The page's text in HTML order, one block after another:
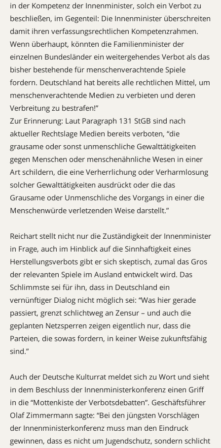
in der Kompetenz der Innenminister, solch ein Verbot zu
beschließen, im Gegenteil: Die Innenminister überschreiten
damit ihren verfassungsrechtlichen Kompetenzrahmen.
Wenn überhaupt, könnten die Familienminister der
einzelnen Bundesländer ein weitergehendes Verbot als das
bisher bestehende für menschenverachtende Spiele
fordern. Deutschland hat bereits alle rechtlichen Mittel, um
menschenverachtende Medien zu verbieten und deren
Verbreitung zu bestrafen!”
Zur Erinnerung: Laut Paragraph 131 StGB sind nach
aktueller Rechtslage Medien bereits verboten, “die
grausame oder sonst unmenschliche Gewalttätigkeiten
gegen Menschen oder menschenähnliche Wesen in einer
Art schildern, die eine Verherrlichung oder Verharmlosung
solcher Gewalttätigkeiten ausdrückt oder die das
Grausame oder Unmenschliche des Vorgangs in einer die
Menschenwürde verletzenden Weise darstellt.”
Reichart stellt nicht nur die Zuständigkeit der Innenminister
in Frage, auch im Hinblick auf die Sinnhaftigkeit eines
Herstellungsverbots gibt er sich skeptisch, zumal das Gros
der relevanten Spiele im Ausland entwickelt wird. Das
Schlimmste sei für ihn, dass in Deutschland ein
vernünftiger Dialog nicht möglich sei: “Was hier gerade
passiert, grenzt schlichtweg an Zensur – und auch die
geplanten Netzsperren zeigen eigentlich nur, dass die
Parteien, die sowas fordern, in keiner Weise zukunftsfähig
sind.”
Auch der Deutsche Kulturrat meldet sich zu Wort und sieht
in dem Beschluss der Innenministerkonferenz einen Griff
in die “Mottenkiste der Verbotsdebatten”. Geschäftsführer
Olaf Zimmermann sagte: “Bei den jüngsten Vorschlägen
der Innenministerkonferenz muss man den Eindruck
gewinnen, dass es nicht um Jugendschutz, sondern schlicht